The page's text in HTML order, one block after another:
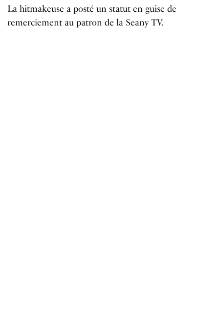
La hitmakeuse a posté un statut en guise de
remerciement au patron de la Seany TV.